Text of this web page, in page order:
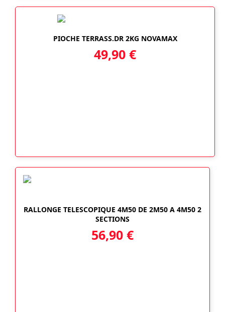
PIOCHE TERRASS.DR 2KG NOVAMAX
49,90 €
RALLONGE TELESCOPIQUE 4M50 DE 2M50 A 4M50 2
SECTIONS
56,90 €